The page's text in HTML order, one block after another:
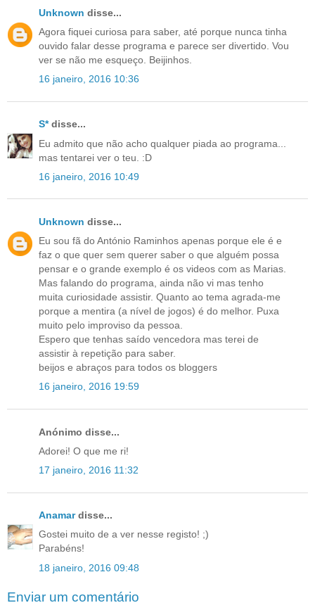
Unknown disse...
Agora fiquei curiosa para saber, até porque nunca tinha
ouvido falar desse programa e parece ser divertido. Vou
ver se não me esqueço. Beijinhos.
16 janeiro, 2016 10:36
S*disse...
Eu admito que não acho qualquer piada ao programa...
mas tentarei ver o teu. :D
16 janeiro, 2016 10:49
Unknown disse...
Eu sou fã do António Raminhos apenas porque ele é e
faz o que quer sem querer saber o que alguém possa
pensar e o grande exemplo é os videos com as Marias.
Mas falando do programa, ainda não vi mas tenho
muita curiosidade assistir. Quanto ao tema agrada-me
porque a mentira (a nível de jogos) é do melhor. Puxa
muito pelo improviso da pessoa.
Espero que tenhas saído vencedora mas terei de
assistir à repetição para saber.
beijos e abraços para todos os bloggers
16 janeiro, 2016 19:59
Anónimo disse...
Adorei! O que me ri!
17 janeiro, 2016 11:32
Anamardisse...
Gostei muito de a ver nesse registo! ;)
Parabéns!
18 janeiro, 2016 09:48
Enviar um comentário